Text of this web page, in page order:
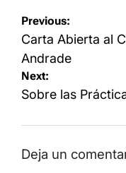
Navegación
de
entradas
Previous:
Carta Abierta al
Andrade
Next:
Sobre las
Deja un